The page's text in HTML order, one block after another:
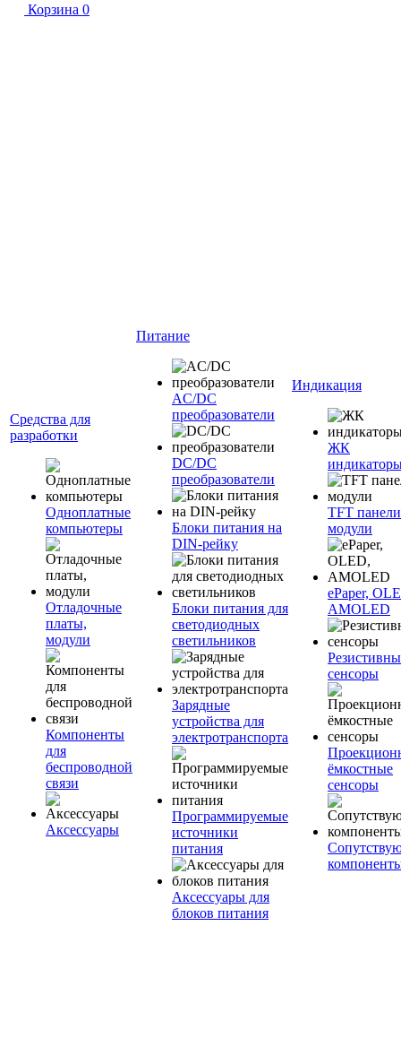
Корзина 0
Средства для
разработки
Одноплатные
компьютеры
Отладочные
платы,
модули
Компоненты
для
беспроводной
связи
Аксессуары
Питание
AC/DC
преобразователи
DC/DC
преобразователи
Блоки питания на
DIN-рейку
Блоки питания для
светодиодных
светильников
Зарядные
устройства для
электротранспорта
Программируемые
источники
питания
Аксессуары для
блоков питания
Индикация
ЖК
TFT
модули
ePaper,
AMOLED
сенсоры
ёмкостные
сенсоры